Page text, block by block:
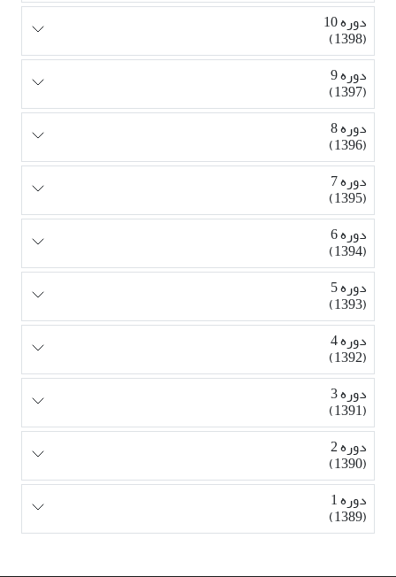
دوره 10
(1398)
دوره 9
(1397)
دوره 8
(1396)
دوره 7
(1395)
دوره 6
(1394)
دوره 5
(1393)
دوره 4
(1392)
دوره 3
(1391)
دوره 2
(1390)
دوره 1
(1389)